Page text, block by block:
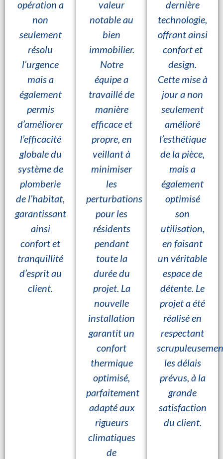
opération a
non
seulement
résolu
l’urgence
mais a
également
permis
d’améliorer
l’efficacité
globale du
système de
plomberie
de l’habitat,
garantissant
ainsi
confort et
tranquillité
d’esprit au
client.
valeur
notable au
bien
immobilier.
Notre
équipe a
travaillé de
manière
efficace et
propre, en
veillant à
minimiser
les
perturbations
pour les
résidents
pendant
toute la
durée du
projet. La
nouvelle
installation
garantit un
confort
thermique
optimisé,
parfaitement
adapté aux
rigueurs
climatiques
de
dernière
technologie,
offrant ainsi
confort et
design.
Cette mise à
jour a non
seulement
amélioré
l’esthétique
de la pièce,
mais a
également
optimisé
son
utilisation,
en faisant
un véritable
espace de
détente. Le
projet a été
réalisé en
respectant
les délais
prévus, à la
grande
satisfaction
du client.